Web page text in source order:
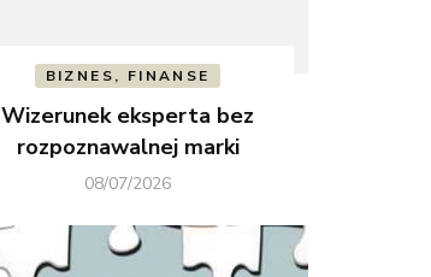
BIZNES, FINANSE
Wizerunek eksperta bez
rozpoznawalnej marki
08/07/2026